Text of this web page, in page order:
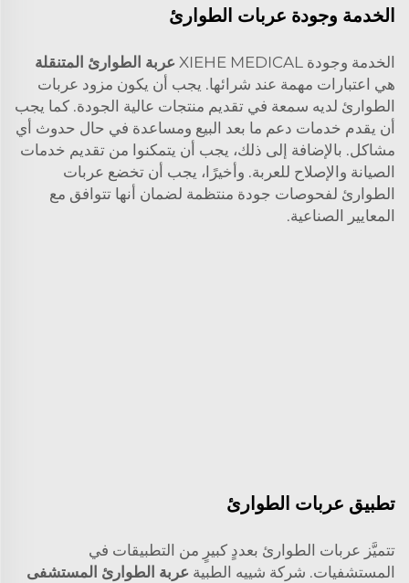
الخدمة وجودة عربات الطوارئ
الخدمة وجودة XIEHE MEDICAL
عربة الطوارئ المتنقلة
هي اعتبارات مهمة عند شرائها. يجب أن يكون مزود عربات
الطوارئ لديه سمعة في تقديم منتجات عالية الجودة. كما يجب
أن يقدم خدمات دعم ما بعد البيع ومساعدة في حال حدوث أي
مشاكل. بالإضافة إلى ذلك، يجب أن يتمكنوا من تقديم خدمات
الصيانة والإصلاح للعربة. وأخيرًا، يجب أن تخضع عربات
الطوارئ لفحوصات جودة منتظمة لضمان أنها تتوافق مع
المعايير الصناعية.
تطبيق عربات الطوارئ
تتميَّز عربات الطوارئ بعددٍ كبيرٍ من التطبيقات في
المستشفيات. شركة شييه الطبية عربة الطوارئ المستشفى